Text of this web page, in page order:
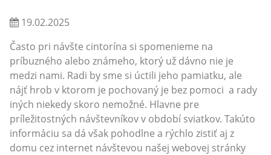
19.02.2025
Často pri návšte cintorína si spomenieme na
príbuzného alebo známeho, ktorý už dávno nie je
medzi nami. Radi by sme si úctili jeho pamiatku, ale
nájť hrob v ktorom je pochovaný je bez pomoci a rady
iných niekedy skoro nemožné. Hlavne pre
príležitostných návštevníkov v období sviatkov. Takúto
informáciu sa dá však pohodlne a rýchlo zistiť aj z
domu cez internet návštevou našej webovej stránky